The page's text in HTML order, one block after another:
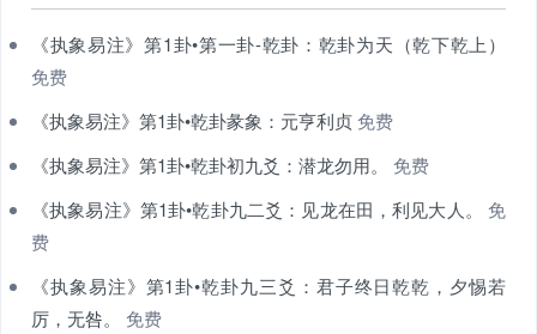
《执象易注》第1卦•第一卦-乾卦：乾卦为天（乾下乾上）
免费
《执象易注》第1卦•乾卦彖象：元亨利贞免费
《执象易注》第1卦•乾卦初九爻：潜龙勿用。
免费
《执象易注》第1卦•乾卦九二爻：见龙在田，利见大人。
免
费
《执象易注》第1卦•乾卦九三爻：君子终日乾乾，夕惕若
厉，无咎。
免费